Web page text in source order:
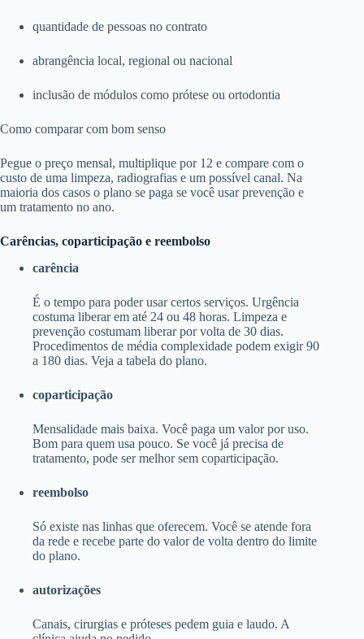
quantidade de pessoas no contrato
abrangência local, regional ou nacional
inclusão de módulos como prótese ou ortodontia
Como comparar com bom senso
Pegue o preço mensal, multiplique por 12 e compare com o
custo de uma limpeza, radiografias e um possível canal. Na
maioria dos casos o plano se paga se você usar prevenção e
um tratamento no ano.
Carências, coparticipação e reembolso
carência
É o tempo para poder usar certos serviços. Urgência
costuma liberar em até 24 ou 48 horas. Limpeza e
prevenção costumam liberar por volta de 30 dias.
Procedimentos de média complexidade podem exigir 90
a 180 dias. Veja a tabela do plano.
coparticipação
Mensalidade mais baixa. Você paga um valor por uso.
Bom para quem usa pouco. Se você já precisa de
tratamento, pode ser melhor sem coparticipação.
reembolso
Só existe nas linhas que oferecem. Você se atende fora
da rede e recebe parte do valor de volta dentro do limite
do plano.
autorizações
Canais, cirurgias e próteses pedem guia e laudo. A